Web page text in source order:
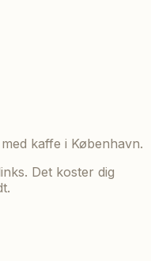
kaffe i København.
Det koster dig